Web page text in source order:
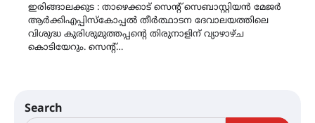
ഇരിങ്ങാലക്കുട : താഴെക്കാട് സെന്റ് സെബാസ്റ്റിയന്‍ മേജര്‍
ആര്‍ക്കിഎപ്പിസ്‌കോപ്പല്‍ തീര്‍ത്ഥാടന ദേവാലയത്തിലെ
വിശുദ്ധ കുരിശുമുത്തപ്പന്റെ തിരുനാളിന് വ്യാഴാഴ്ച
കൊടിയേറും. സെന്റ്…
Search